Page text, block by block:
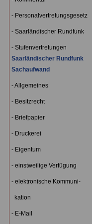
- Personalvertretungsgesetz
- Saarländischer Rundfunk
- Stufenvertretungen
Saarländischer Rundfunk
Sachaufwand
- Allgemeines
- Besitzrecht
- Briefpapier
- Druckerei
- Eigentum
- einstweilige Verfügung
- elektronische Kommuni-
kation
- E-Mail